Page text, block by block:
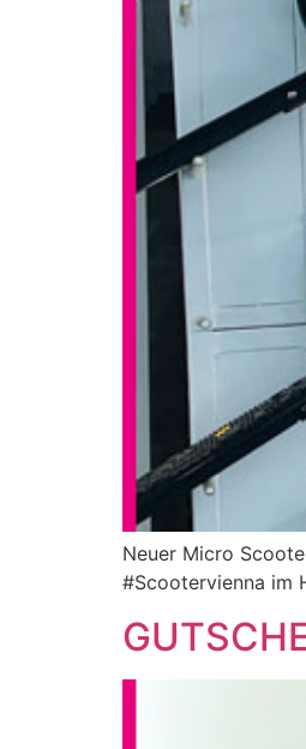
Neuer Micro
#Scootervienna im